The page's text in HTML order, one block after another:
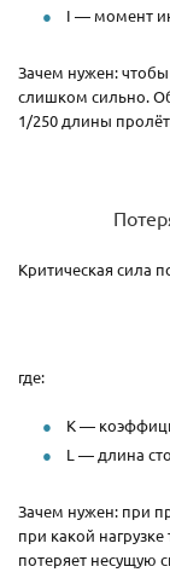
I — момент
Зачем нужен: чтобы
слишком сильно.
1/250 длины
Критическая сила
где:
K —
L — длина
Зачем нужен: при
при какой
потеряет несущую